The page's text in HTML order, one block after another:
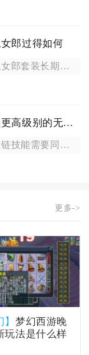
郎过得如何
奇迹暖暖里的兔女郎套装长期处于实用热门梯队，养成难度适中、关...
影之刃如何解锁更高级别的无锋短链技能
解锁无锋高阶短链技能需要同步完成角色等级解锁、技能精研、技能...
更多->
】梦幻西游晚
玩法是什么样